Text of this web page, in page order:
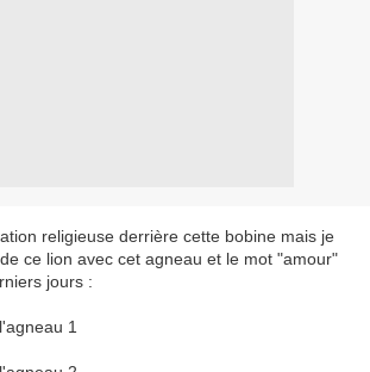
religieuse derrière cette bobine mais je
ce lion avec cet agneau et le mot "amour"
jours :